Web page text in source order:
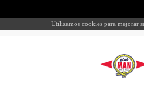
Utilizamos cookies para mejorar